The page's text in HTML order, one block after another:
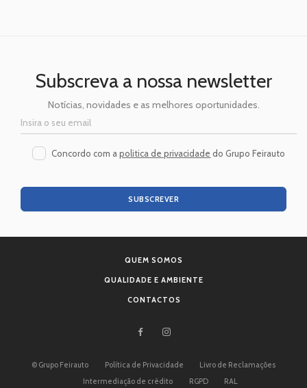
Subscreva a nossa newsletter
Notícias, novidades e as melhores oportunidades.
Concordo com apolitica de privacidade do Grupo Feirauto
SUBSCREVER
QUEM SOMOS
QUALIDADE E AMBIENTE
CONTACTOS
© Grupo Feirauto Política de Privacidade
Livro de Reclamações
Intermediação de crédito
RGPD RAL